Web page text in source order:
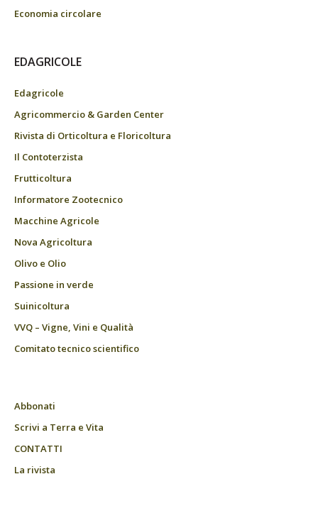
Economia circolare
EDAGRICOLE
Edagricole
Agricommercio & Garden Center
Rivista di Orticoltura e Floricoltura
Il Contoterzista
Frutticoltura
Informatore Zootecnico
Macchine Agricole
Nova Agricoltura
Olivo e Olio
Passione in verde
Suinicoltura
VVQ – Vigne, Vini e Qualità
Comitato tecnico scientifico
Abbonati
Scrivi a Terra e Vita
CONTATTI
La rivista